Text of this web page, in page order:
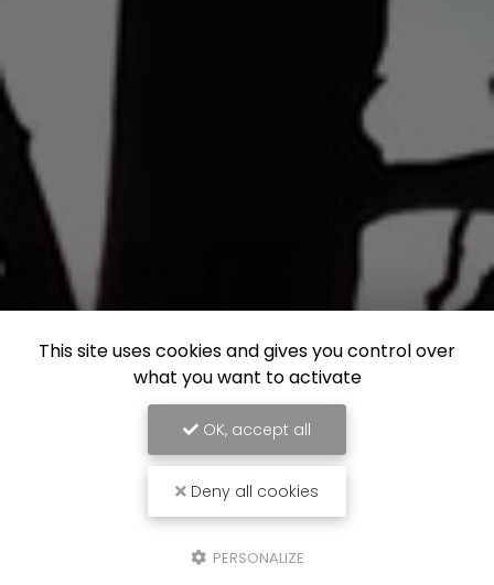
This site uses cookies and gives you control over
what you want to activate
OK, accept all
Deny all cookies
PERSONALIZE